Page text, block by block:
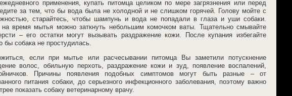
применения, купать питомца целиком по мере загрязнения или перед
за тем, что бы вода была не холодной и не слишком горячей. Голову мойте с
старайтесь, чтобы шампунь и вода не попадали в глаза и уши собаки.
время мытья можно заткнуть небольшим комочком ваты. Тщательно смывайте
– его остатки могут вызывать раздражение кожи. После купания избегайте
бы собака не простудилась.
если при мытье или расчесывании питомца Вы заметили потускнение
волос, обильную перхоть, раздражение кожи и зуд, появление воспалений,
Причины появления подобных симптомов могут быть разные – от
питания собаки, до серьезного инфекционного заболевания, поэтому важно
показать собаку ветеринарному врачу.